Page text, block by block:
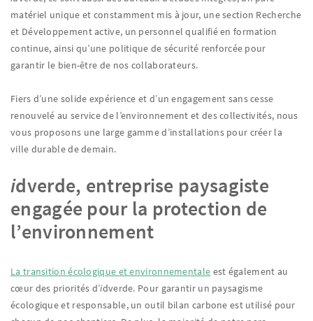
matériel unique et constamment mis à jour, une section Recherche
et Développement active, un personnel qualifié en formation
continue, ainsi qu’une politique de sécurité renforcée pour
garantir le bien-être de nos collaborateurs.
Fiers d’une solide expérience et d’un engagement sans cesse
renouvelé au service de l’environnement et des collectivités, nous
vous proposons une large gamme d’installations pour créer la
ville durable de demain.
idverde, entreprise paysagiste
engagée pour la protection de
l’environnement
La transition écologique et environnementale est également au
cœur des priorités d’idverde. Pour garantir un paysagisme
écologique et responsable, un outil bilan carbone est utilisé pour